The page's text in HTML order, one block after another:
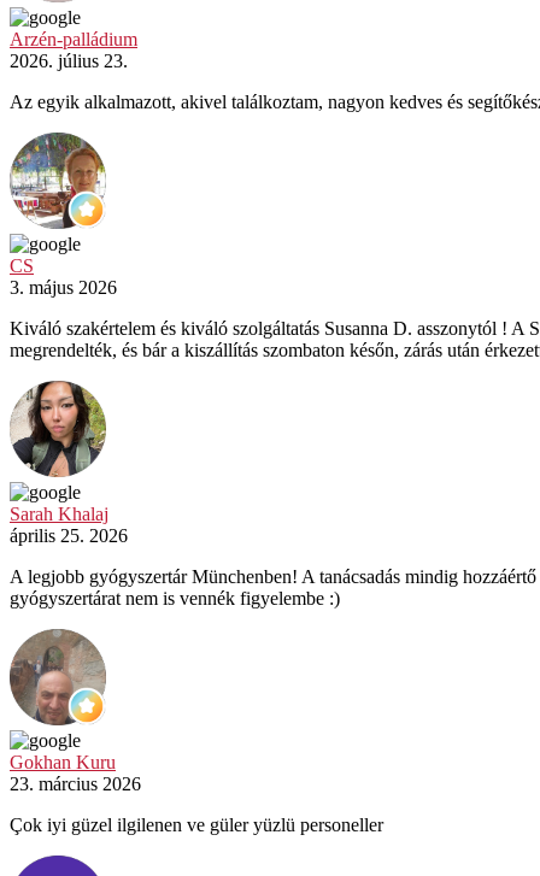
Arzén-palládium
2026. július 23.
Az egyik alkalmazott, akivel találkoztam, nagyon kedves és
CS
3. május 2026
Kiváló szakértelem és kiváló szolgáltatás Susanna D. asszonytól ! A
megrendelték, és bár a kiszállítás szombaton későn, zárás után
Sarah Khalaj
április 25. 2026
A legjobb gyógyszertár Münchenben! A tanácsadás mindig
gyógyszertárat nem is vennék figyelembe :)
Gokhan Kuru
23. március 2026
Çok iyi güzel ilgilenen ve güler yüzlü personeller